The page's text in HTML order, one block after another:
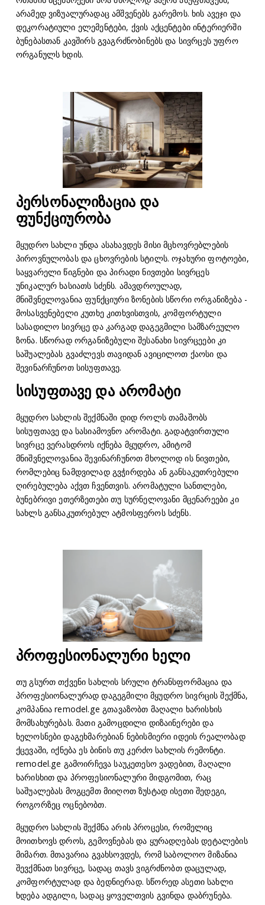
არამედ ვიზუალურადაც ამშვენებს გარემოს. ხის ავეჯი და
დეკორატიული ელემენტები, ქვის აქცენტები ინტერიერში
ბუნებასთან კავშირს გვაგრძნობინებს და სივრცეს უფრო
ორგანულს ხდის.
პერსონალიზაცია და
ფუნქციურობა
მყუდრო სახლი უნდა ასახავდეს მისი მცხოვრებლების
პიროვნულობას და ცხოვრების სტილს. ოჯახური ფოტოები,
საყვარელი წიგნები და პირადი ნივთები სივრცეს
უნიკალურ ხასიათს სძენს. ამავდროულად,
მნიშვნელოვანია ფუნქციური ზონების სწორი ორგანიზება -
მოსასვენებელი კუთხე კითხვისთვის, კომფორტული
სასადილო სივრცე და კარგად დაგეგმილი სამზარეულო
ზონა. სწორად ორგანიზებული შესანახი სივრცეები კი
საშუალებას გვაძლევს თავიდან ავიცილოთ ქაოსი და
შევინარჩუნოთ სისუფთავე.
სისუფთავე და არომატი
მყუდრო სახლის შექმნაში დიდ როლს თამაშობს
სისუფთავე და სასიამოვნო არომატი. გადატვირთული
სივრცე ვერასდროს იქნება მყუდრო, ამიტომ
მნიშვნელოვანია შევინარჩუნოთ მხოლოდ ის ნივთები,
რომლებიც ნამდვილად გვჭირდება ან განსაკუთრებული
ღირებულება აქვთ ჩვენთვის. არომატული სანთლები,
ბუნებრივი ეთერზეთები თუ სურნელოვანი მცენარეები კი
სახლს განსაკუთრებულ ატმოსფეროს სძენს.
პროფესიონალური ხელი
თუ გსურთ თქვენი სახლის სრული ტრანსფორმაცია და
პროფესიონალურად დაგეგმილი მყუდრო სივრცის შექმნა,
კომპანია remodel.ge გთავაზობთ მაღალი ხარისხის
მომსახურებას. მათი გამოცდილი დიზაინერები და
ხელოსნები დაგეხმარებიან ნებისმიერი იდეის რეალობად
ქცევაში, იქნება ეს ბინის თუ კერძო სახლის რემონტი.
remodel.ge გამოირჩევა საუკეთესო ვადებით, მაღალი
ხარისხით და პროფესიონალური მიდგომით, რაც
საშუალებას მოგცემთ მიიღოთ ზუსტად ისეთი შედეგი,
როგორზეც ოცნებობთ.
მყუდრო სახლის შექმნა არის პროცესი, რომელიც
მოითხოვს დროს, გემოვნებას და ყურადღებას დეტალების
მიმართ. მთავარია გვახსოვდეს, რომ საბოლოო მიზანია
შევქმნათ სივრცე, სადაც თავს ვიგრძნობთ დაცულად,
კომფორტულად და ბედნიერად. სწორედ ასეთი სახლი
ხდება ადგილი, სადაც ყოველთვის გვინდა დაბრუნება.